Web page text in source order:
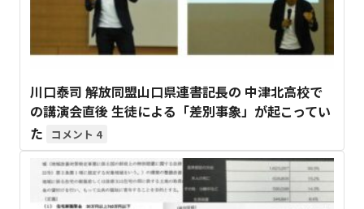
川口泰司 解放同盟山口県連書記長の 中津北高校で
の講演会直後 生徒による「差別事象」が起こってい
た
4